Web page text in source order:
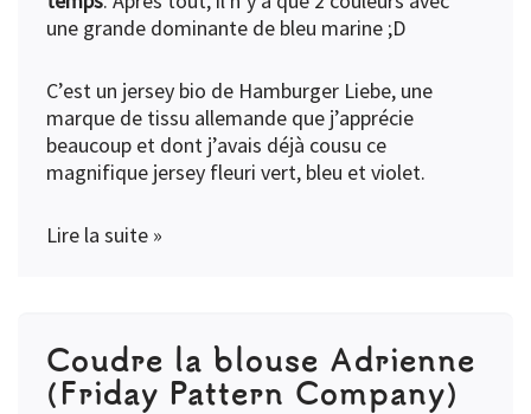
une grande dominante de bleu marine ;D
C’est un jersey bio de Hamburger Liebe, une
marque de tissu allemande que j’apprécie
beaucoup et dont j’avais déjà cousu ce
magnifique jersey fleuri vert, bleu et violet.
Lire la suite »
Coudre la blouse Adrienne
(Friday Pattern Company)